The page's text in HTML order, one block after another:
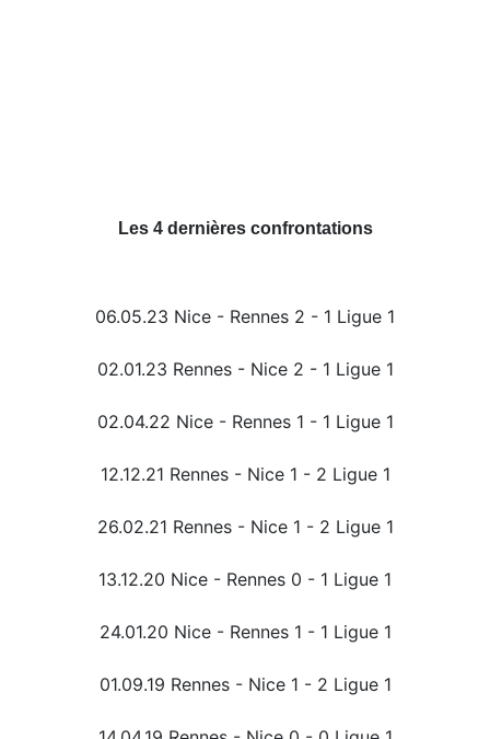
Les 4 dernières confrontations
06.05.23 Nice - Rennes 2 - 1 Ligue 1
02.01.23 Rennes - Nice 2 - 1 Ligue 1
02.04.22 Nice - Rennes 1 - 1 Ligue 1
12.12.21 Rennes - Nice 1 - 2 Ligue 1
26.02.21 Rennes - Nice 1 - 2 Ligue 1
13.12.20 Nice - Rennes 0 - 1 Ligue 1
24.01.20 Nice - Rennes 1 - 1 Ligue 1
01.09.19 Rennes - Nice 1 - 2 Ligue 1